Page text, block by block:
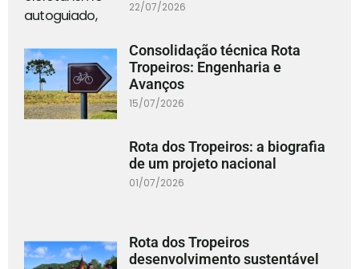
22/07/2026
Consolidação técnica Rota
Tropeiros: Engenharia e
Avanços
15/07/2026
Rota dos Tropeiros: a biografia
de um projeto nacional
01/07/2026
Rota dos Tropeiros
desenvolvimento sustentável